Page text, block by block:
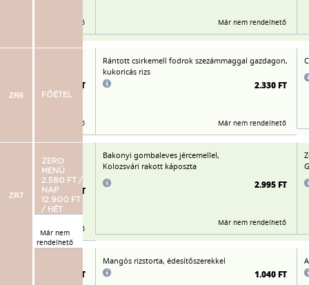
Már nem rendelhető Már nem rendelhető
ZR6 FŐÉTEL
2.150 FT
Már nem rendelhető
Rántott csirkemell fodrok szezámmaggal gazdagon,
kukoricás rizs
2.330 FT
Már nem rendelhető
ZR7
ZERO
MENÜ
2.580 FT /
NAP
12.900 FT
/ HÉT
Már nem
rendelhető
spagetti,
2.960 FT
Már nem rendelhető
Bakonyi gombaleves jércemellel,
Kolozsvári rakott káposzta
2.995 FT
Már nem rendelhető
975 FT
Mangós rizstorta, édesítőszerekkel
1.040 FT